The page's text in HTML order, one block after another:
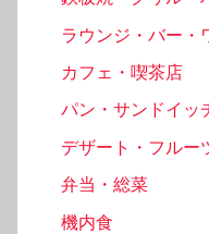
ラウンジ・バー・
カフェ・喫茶店
パン・サンドイッ
デザート・フルー
弁当・総菜
機内食